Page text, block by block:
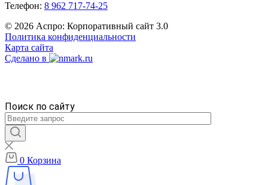
Телефон: 8 962 717-74-25
© 2026 Аспро: Корпоративный сайт 3.0
Политика конфиденциальности
Карта сайта
Сделано в
Поиск по сайту
0 Корзина